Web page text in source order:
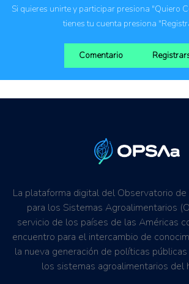
Si quieres unirte y participar presiona "Quiero
tienes tu cuenta presiona
Comentario
La plataforma digital del Observatorio de
para los Sistemas Agroalimentarios
servicio de los países de las Américas
encuentro para el intercambio de
la nueva generación de políticas
los sistemas agroalimentarios del